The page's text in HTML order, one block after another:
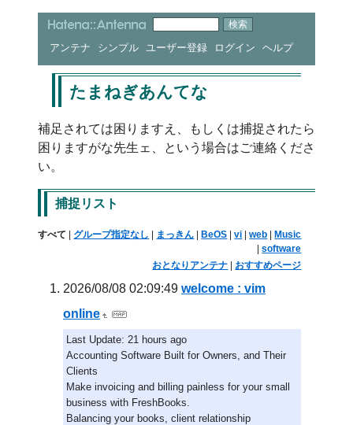
アンテナ シンプル ユーザー登録 ログイン ヘルプ
たまねぎあんてな
補足されては困りますえ、もしくは捕捉されたら
困りますがな先生ェ、という場合はご連絡くださ
い。
捕捉リスト
すべて | グループ指定なし | まっきん |BeOS |vi |web |Music
|software
おとなりアンテナ | おすすめページ
2026/08/08 02:09:49 welcome : vim
online
Last Update: 21 hours ago
Accounting Software Built for Owners, and Their
Clients
Make invoicing and billing painless for your small
business with FreshBooks.
Balancing your books, client relationship